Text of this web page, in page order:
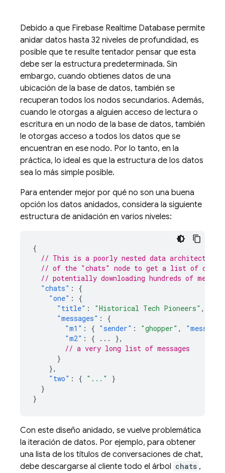
Debido a que Firebase Realtime Database permite
anidar datos hasta 32 niveles de profundidad, es
posible que te resulte tentador pensar que esta
debe ser la estructura predeterminada. Sin
embargo, cuando obtienes datos de una
ubicación de la base de datos, también se
recuperan todos los nodos secundarios. Además,
cuando le otorgas a alguien acceso de lectura o
escritura en un nodo de la base de datos, también
le otorgas acceso a todos los datos que se
encuentran en ese nodo. Por lo tanto, en la
práctica, lo ideal es que la estructura de los datos
sea lo más simple posible.
Para entender mejor por qué no son una buena
opción los datos anidados, considera la siguiente
estructura de anidación en varios niveles:
{
// This is a poorly nested data architecture,
// of the "chats" node to get a list of
// potentially downloading hundreds of
"chats" :
{
"one" :
{
"title" : "Historical Tech Pioneers" ,
"messages" :
{
"m1" : { "sender" : "ghopper" , "message"
"m2" : { ...
},
// a very long list of messages
}
},
"two" : { "..."
}
}
}
Con este diseño anidado, se vuelve problemática
la iteración de datos. Por ejemplo, para obtener
una lista de los títulos de conversaciones de chat,
debe descargarse al cliente todo el árbol chats ,